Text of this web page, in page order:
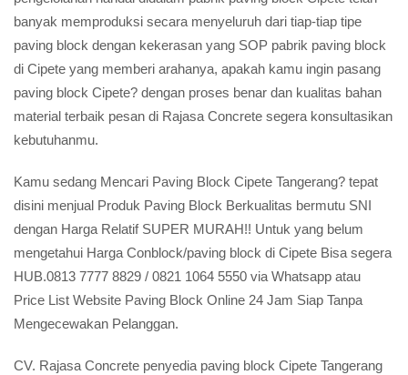
banyak memproduksi secara menyeluruh dari tiap-tiap tipe
paving block dengan kekerasan yang SOP pabrik paving block
di Cipete yang memberi arahanya, apakah kamu ingin pasang
paving block Cipete? dengan proses benar dan kualitas bahan
material terbaik pesan di Rajasa Concrete segera konsultasikan
kebutuhanmu.
Kamu sedang Mencari Paving Block Cipete Tangerang? tepat
disini menjual Produk Paving Block Berkualitas bermutu SNI
dengan Harga Relatif SUPER MURAH!! Untuk yang belum
mengetahui Harga Conblock/paving block di Cipete Bisa segera
HUB.0813 7777 8829 / 0821 1064 5550 via Whatsapp atau
Price List Website Paving Block Online 24 Jam Siap Tanpa
Mengecewakan Pelanggan.
CV. Rajasa Concrete penyedia paving block Cipete Tangerang